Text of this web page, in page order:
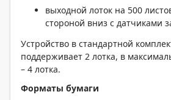
выходной лоток на 500
стороной вниз с датчиками
Устройство в стандартной
поддерживает 2 лотка, в
– 4 лотка.
Форматы бумаги